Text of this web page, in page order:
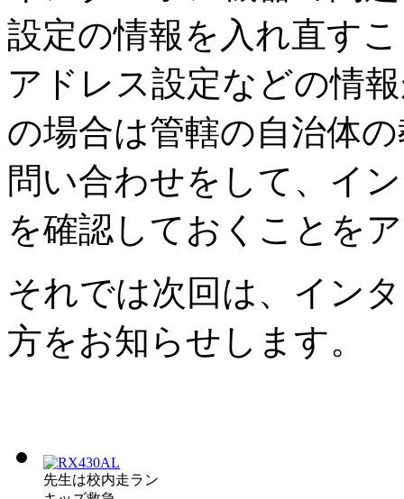
設定の情報を入れ直す
アドレス設定などの情
の場合は管轄の自治体
問い合わせをして、イ
を確認しておくことを
それでは次回は、イン
方をお知らせします。
先生は校内走ラン